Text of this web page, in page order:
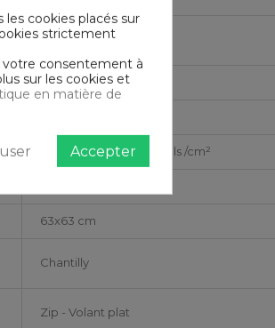
Lavable en machine
Adulte
Tissage ultra serré 120 fils /cm²
63x63 cm
Chantilly
Zip - Volant plat
cookies placés sur
strictement
votre consentement à
sur les cookies et
en matière de
Accepter